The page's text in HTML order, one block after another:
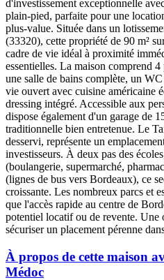
d'investissement exceptionnelle
plain-pied, parfaite pour une
plus-value. Située dans un
(33320), cette propriété de 90 m²
cadre de vie idéal à proximité
essentielles. La maison comprend 4
une salle de bains complète, un
vie ouvert avec cuisine américaine
dressing intégré. Accessible aux
dispose également d'un garage de
traditionnelle bien entretenue. Le
desservi, représente un
investisseurs. À deux pas des
(boulangerie, supermarché,
(lignes de bus vers Bordeaux), ce
croissante. Les nombreux parcs et
que l'accès rapide au centre de
potentiel locatif ou de revente. Une
sécuriser un placement pérenne
À propos de cette maison
Médoc